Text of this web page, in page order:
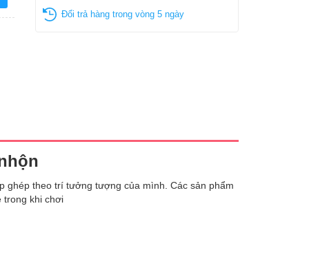
Đổi trả hàng trong vòng 5 ngày
ghép theo trí tưởng tượng của mình. Các sản phẩm
trong khi chơi